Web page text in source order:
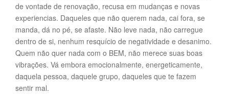
de vontade de renovação, recusa em mudanças e novas
experiencias. Daqueles que não querem nada, cai fora, se
manda, dá no pé, se afaste. Não leve nada, não carregue
dentro de si, nenhum resquício de negatividade e desanimo.
Quem não quer nada com o BEM, não merece suas boas
vibrações. Vá embora emocionalmente, energeticamente,
daquela pessoa, daquele grupo, daqueles que te fazem
sentir mal.